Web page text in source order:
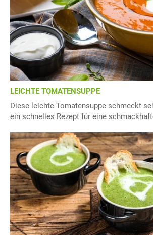
LEICHTE TOMATENSUPPE
Diese leichte Tomatensuppe schmeckt
ein schnelles Rezept für eine